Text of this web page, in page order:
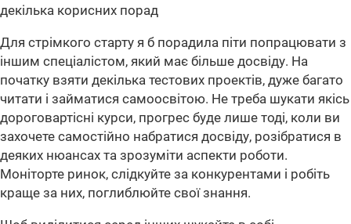
декілька корисних порад
Для стрімкого старту я б порадила піти попрацювати з
іншим спеціалістом, який має більше досвіду. На
початку взяти декілька тестових проектів, дуже багато
читати і займатися самоосвітою. Не треба шукати якісь
дороговартісні курси, прогрес буде лише тоді, коли ви
захочете самостійно набратися досвіду, розібратися в
деяких нюансах та зрозуміти аспекти роботи.
Моніторте ринок, слідкуйте за конкурентами і робіть
краще за них, поглиблюйте свої знання.